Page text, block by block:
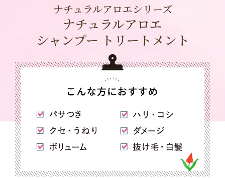
ナチュラルアロエシリーズ
ナチュラルアロエ
シャンプー トリートメント